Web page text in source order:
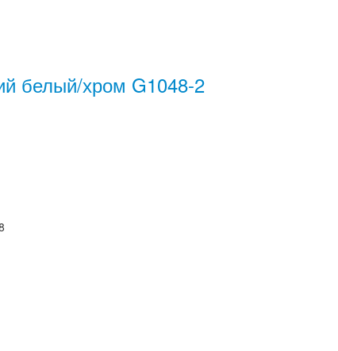
белый/хром G1048-2